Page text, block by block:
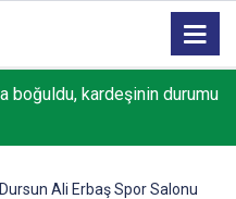
Şöleni" başladı
Ali Erbaş Spor Salonu